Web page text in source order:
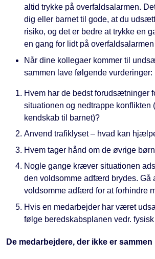
altid trykke på overfaldsalarmen.
dig eller barnet til gode, at du
risiko, og det er bedre at trykke en
en gang for lidt på overfaldsalarmen
Når dine kollegaer kommer til
sammen lave følgende vurderinger:
Hvem har de bedst forudsætninger
situationen og nedtrappe konflikten
kendskab til barnet)?
Anvend trafiklyset – hvad kan
Hvem tager hånd om de øvrige
Nogle gange kræver situationen
den voldsomme adfærd brydes. Gå
voldsomme adfærd for at forhindre
Hvis en medarbejder har været
følge beredskabsplanen vedr.
De medarbejdere, der ikke er